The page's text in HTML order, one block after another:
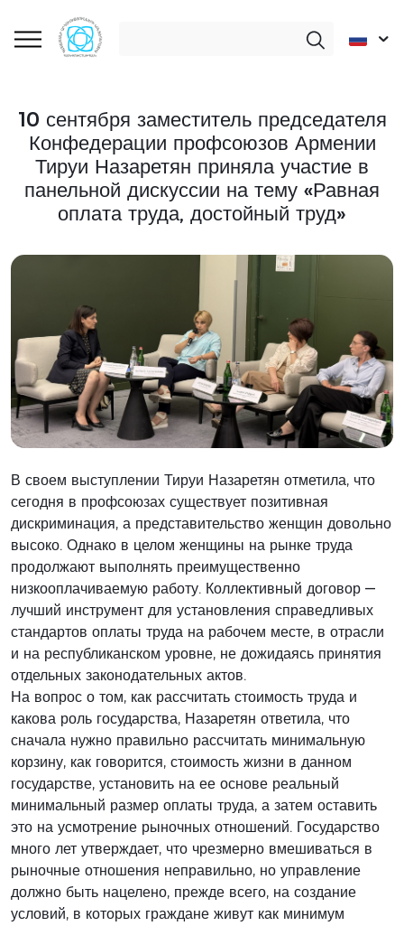
10 сентября заместитель председателя
Конфедерации профсоюзов Армении
Тируи Назаретян приняла участие в
панельной дискуссии на тему «Равная
оплата труда, достойный труд»
В своем выступлении Тируи Назаретян отметила, что
сегодня в профсоюзах существует позитивная
дискриминация, а представительство женщин довольно
высоко. Однако в целом женщины на рынке труда
продолжают выполнять преимущественно
низкооплачиваемую работу. Коллективный договор —
лучший инструмент для установления справедливых
стандартов оплаты труда на рабочем месте, в отрасли
и на республиканском уровне, не дожидаясь принятия
отдельных законодательных актов.
На вопрос о том, как рассчитать стоимость труда и
какова роль государства, Назаретян ответила, что
сначала нужно правильно рассчитать минимальную
корзину, как говорится, стоимость жизни в данном
государстве, установить на ее основе реальный
минимальный размер оплаты труда, а затем оставить
это на усмотрение рыночных отношений. Государство
много лет утверждает, что чрезмерно вмешиваться в
рыночные отношения неправильно, но управление
должно быть нацелено, прежде всего, на создание
условий, в которых граждане живут как минимум